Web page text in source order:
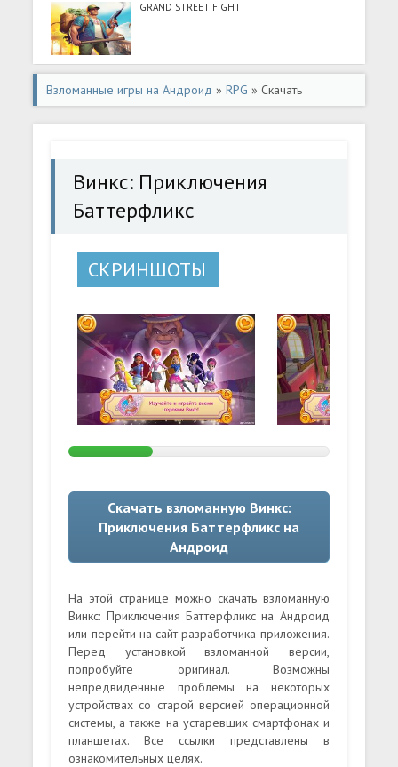
GRAND STREET FIGHT
Взломанные игры на Андроид »RPG » Скачать
взломанную Винкс: Приключения Баттерфликс (Мод все
Винкс: Приключения
Баттерфликс
СКРИНШОТЫ
Скачать взломанную Винкс:
Приключения Баттерфликс на
Андроид
На этой странице можно скачать взломанную
Винкс: Приключения Баттерфликс на Андроид
или перейти на сайт разработчика приложения.
Перед установкой взломанной версии,
попробуйте оригинал. Возможны
непредвиденные проблемы на некоторых
устройствах со старой версией операционной
системы, а также на устаревших смартфонах и
планшетах. Все ссылки представлены в
ознакомительных целях.